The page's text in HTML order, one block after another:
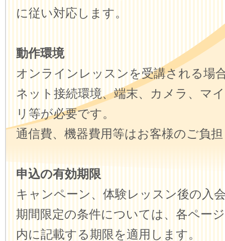
に従い対応します。
動作環境
オンラインレッスンを受講される場
ネット接続環境、端末、カメラ、マ
リ等が必要です。
通信費、機器費用等はお客様のご負
申込の有効期限
キャンペーン、体験レッスン後の入
期間限定の条件については、各ペー
内に記載する期限を適用します。